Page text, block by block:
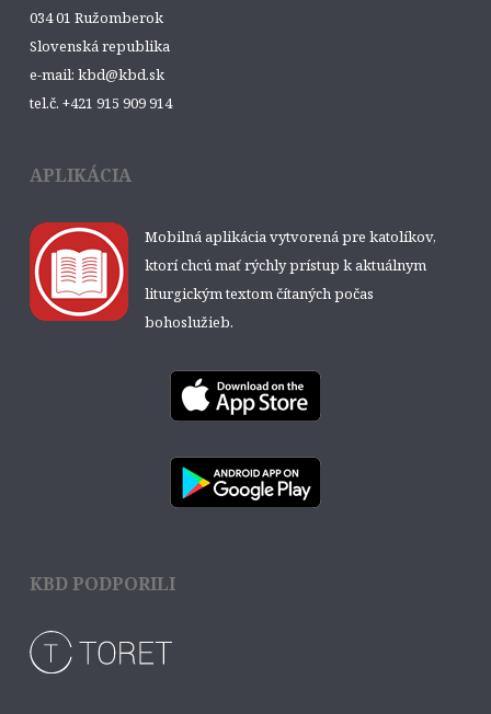
034 01 Ružomberok
Slovenská republika
e-mail: kbd@kbd.sk
tel.č. +421 915 909 914
APLIKÁCIA
Mobilná aplikácia vytvorená pre katolíkov,
ktorí chcú mať rýchly prístup k aktuálnym
liturgickým textom čítaných počas
bohoslužieb.
KBD PODPORILI